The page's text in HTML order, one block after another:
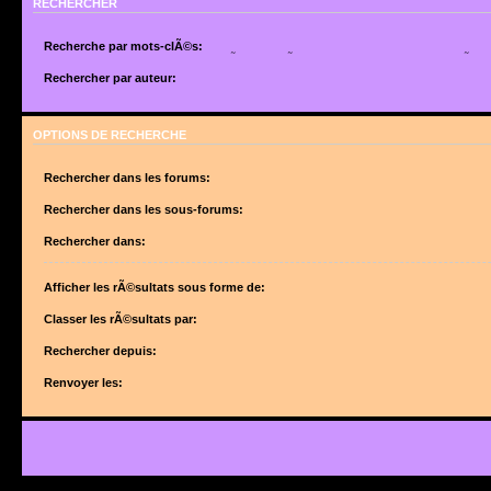
RECHERCHER
Recherche par mots-clÃ©s:
suite de mots sÃ©parÃ©s par des
Utilisez un * comme joker pour des recherches partielles.
Rechercher par auteur:
OPTIONS DE RECHERCHE
Rechercher dans les forums:
forums sont automatiquement inclus si vous ne dÃ©sactivez pas lâ€™option ci-
Rechercher dans les sous-forums:
Rechercher dans:
Afficher les rÃ©sultats sous forme de:
Classer les rÃ©sultats par:
Rechercher depuis:
Renvoyer les: